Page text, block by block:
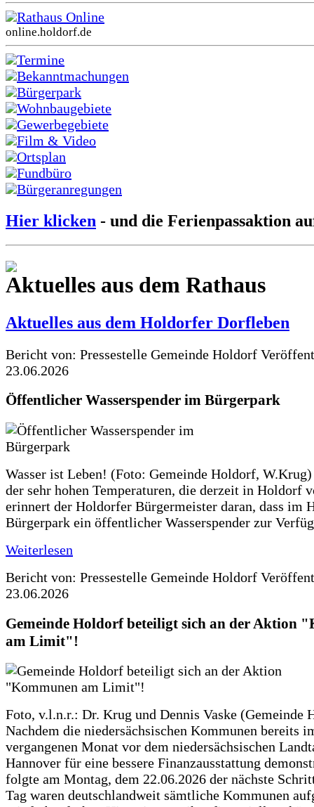
Rathaus Online
online.holdorf.de
Termine
Bekanntmachungen
Bürgerpark
Wohnbaugebiete
Gewerbegebiete
Film & Video
Ortsplan
Fundbüro
Bürgeranregungen
Hier klicken - und die Ferienpassaktion
Aktuelles aus dem Rathaus
Aktuelles aus dem Holdorfer Dorfleben
Bericht von: Pressestelle Gemeinde Holdorf
23.06.2026
Öffentlicher Wasserspender im Bürgerpark
Wasser ist Leben! (Foto: Gemeinde Holdorf,
der sehr hohen Temperaturen, die derzeit in Holdorf
erinnert der Holdorfer Bürgermeister daran, dass im
Bürgerpark ein öffentlicher Wasserspender zur
Weiterlesen
Bericht von: Pressestelle Gemeinde Holdorf
23.06.2026
Gemeinde Holdorf beteiligt sich an der Aktion
am Limit"!
Foto, v.l.n.r.: Dr. Krug und Dennis Vaske (Gemeinde
Nachdem die niedersächsischen Kommunen bereits
vergangenen Monat vor dem niedersächsischen
Hannover für eine bessere Finanzausstattung
folgte am Montag, dem 22.06.2026 der nächste
Tag waren deutschlandweit sämtliche Kommunen